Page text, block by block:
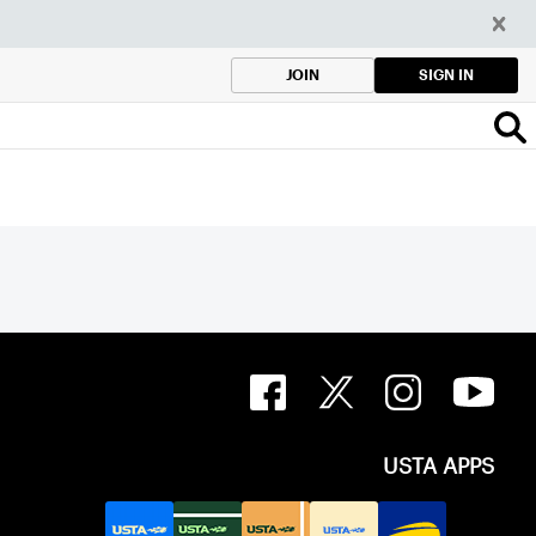
JOIN SIGN IN
USTA APPS